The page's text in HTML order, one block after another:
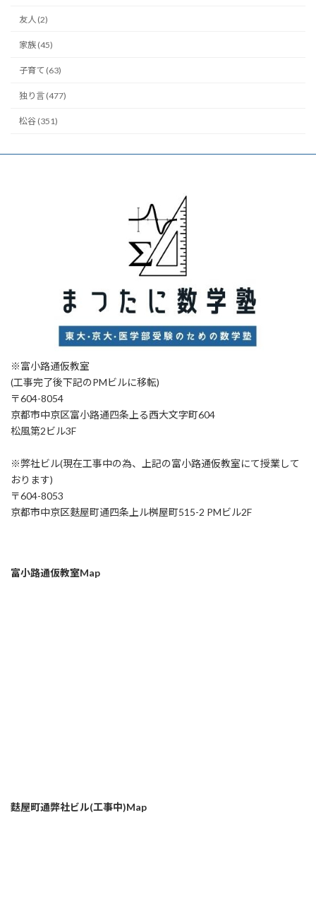
友人 (2)
家族 (45)
子育て (63)
独り言 (477)
松谷 (351)
※富小路通仮教室
(工事完了後下記のPMビルに移転)
〒604-8054
京都市中京区富小路通四条上る西大文字町604
松風第2ビル3F
※弊社ビル(現在工事中の為、上記の富小路通仮教室にて授業して
おります)
〒604-8053
京都市中京区麩屋町通四条上ル桝屋町515-2 PMビル2F
富小路通仮教室Map
麩屋町通弊社ビル(工事中)Map